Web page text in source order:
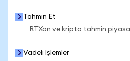
Tahmin Et
RTXon ve kripto tahmin
Vadeli İşlemler